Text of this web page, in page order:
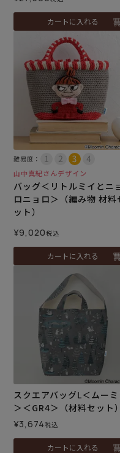
カートに入れる
難易度：
山中真紀さんデザイン
バッグ＜リトルミイとニ
ロニョロ＞（編み物 材料
ット）
¥9,020税込
カートに入れる
スクエアバッグL＜ムーミ
＞＜GR4＞（材料セット）
¥3,674税込
カートに入れる